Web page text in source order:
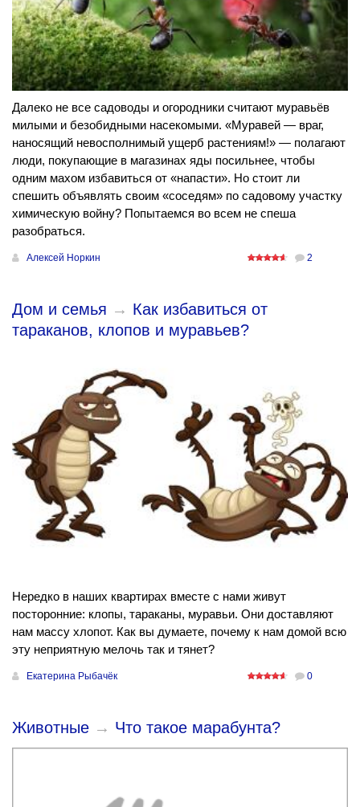
Далеко не все садоводы и огородники считают муравьёв
милыми и безобидными насекомыми. «Муравей — враг,
наносящий невосполнимый ущерб растениям!» — полагают
люди, покупающие в магазинах яды посильнее, чтобы
одним махом избавиться от «напасти». Но стоит ли
спешить объявлять своим «соседям» по садовому участку
химическую войну? Попытаемся во всем не спеша
разобраться.
Алексей Норкин 2
Дом и семья → Как избавиться от
тараканов, клопов и муравьев?
Нередко в наших квартирах вместе с нами живут
посторонние: клопы, тараканы, муравьи. Они доставляют
нам массу хлопот. Как вы думаете, почему к нам домой всю
эту неприятную мелочь так и тянет?
Екатерина Рыбачёк 0
Животные → Что такое марабунта?